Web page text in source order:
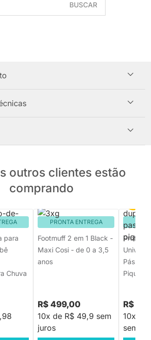
BUSCAR
outros clientes estão
comprando
para
Chuva
PRONTA ENTREGA
Footmuff 2 em 1 Black -
Maxi Cosi - de 0 a 3,5
anos
R$ 499,00
10x de R$ 49,9 sem
juros
Protetor
Piquet
R$
10x de
sem